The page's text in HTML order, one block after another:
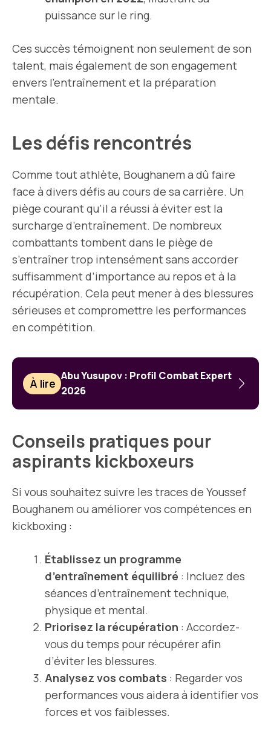
puissance sur le ring.
Ces succès témoignent non seulement de son
talent, mais également de son engagement
envers l’entraînement et la préparation
mentale.
Les défis rencontrés
Comme tout athlète, Boughanem a dû faire
face à divers défis au cours de sa carrière. Un
piège courant qu’il a réussi à éviter est la
surcharge d’entraînement. De nombreux
combattants tombent dans le piège de
s’entraîner trop intensément sans accorder
suffisamment d’importance au repos et à la
récupération. Cela peut mener à des blessures
sérieuses et compromettre les performances
en compétition.
À lire
Abu Yusupov : Profil Combat Expert
2026
Conseils pratiques pour
aspirants kickboxeurs
Si vous souhaitez suivre les traces de Youssef
Boughanem ou améliorer vos compétences en
kickboxing :
Établissez un programme
d’entraînement équilibré : Incluez des
séances d’entraînement technique,
physique et mental.
Priorisez la récupération : Accordez-
vous du temps pour récupérer afin
d’éviter les blessures.
Analysez vos combats : Regarder vos
performances vous aidera à identifier vos
forces et vos faiblesses.